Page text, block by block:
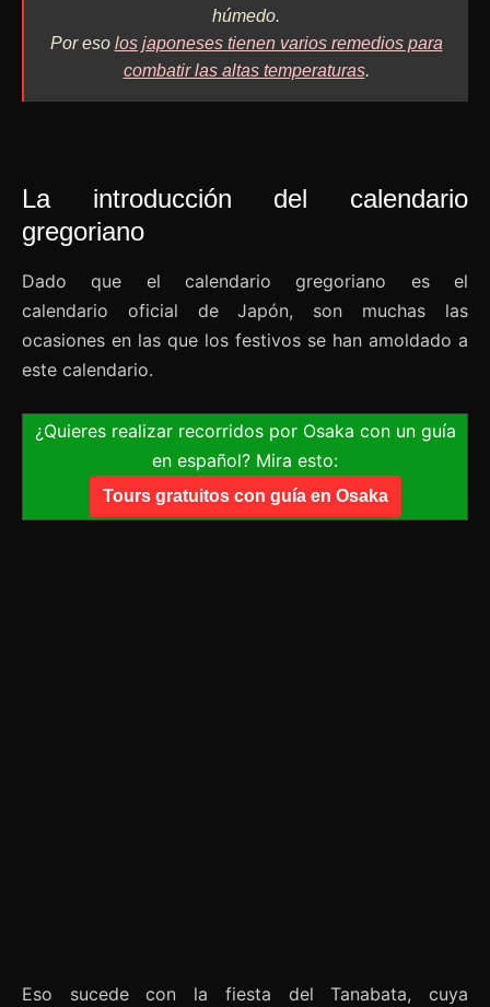
húmedo.
Por eso los japoneses tienen varios remedios para
combatir las altas temperaturas.
La introducción del calendario
gregoriano
Dado que el calendario gregoriano es el
calendario oficial de Japón, son muchas las
ocasiones en las que los festivos se han amoldado a
este calendario.
¿Quieres realizar recorridos por Osaka con un guía
en español? Mira esto:
Tours gratuitos con guía en Osaka
Eso sucede con la fiesta del Tanabata, cuya